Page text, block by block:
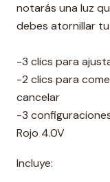
notarás una luz
debes atornillar
-3 clics para
-2 clics para
cancelar
-3
Rojo 4.0V
Incluye: